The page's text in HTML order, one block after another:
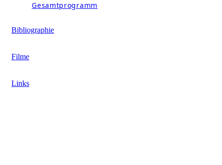
Gesamtprogramm
Bibliographie
Filme
Links